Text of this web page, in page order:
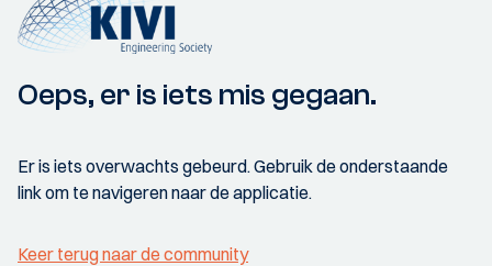
Oeps, er is iets mis gegaan.
Er is iets overwachts gebeurd. Gebruik de onderstaande
link om te navigeren naar de applicatie.
Keer terug naar de community